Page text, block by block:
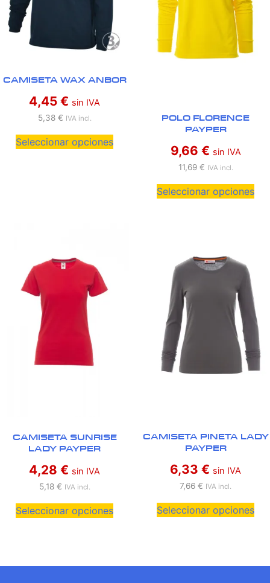
CAMISETA WAX ANBOR
4,45 € sin IVA
5,38 € IVA incl.
Seleccionar opciones
POLO FLORENCE
PAYPER
9,66 € sin IVA
11,69 € IVA incl.
Seleccionar opciones
CAMISETA SUNRISE
LADY PAYPER
4,28 € sin IVA
5,18 € IVA incl.
Seleccionar opciones
CAMISETA PINETA LADY
PAYPER
6,33 € sin IVA
7,66 € IVA incl.
Seleccionar opciones